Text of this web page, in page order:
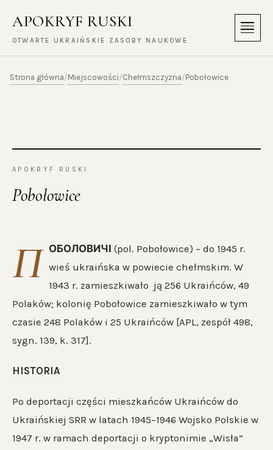
APOKRYF RUSKI
OTWARTE UKRAIŃSKIE ZASOBY NAUKOWE
Menu
Strona główna/Miejscowości/Chełmszczyzna/Pobołowice
APOKRYF RUSKI
Pobołowice
П ОБОЛОВИЧІ (pol. Pobołowice) – do 1945 r.
wieś ukraińska w powiecie chełmskim. W
1943 r. zamieszkiwało ją 256 Ukraińców, 49
Polaków; kolonię Pobołowice zamieszkiwało w tym
czasie 248 Polaków i 25 Ukraińców [APL, zespół 498,
sygn. 139, k. 317].
HISTORIA
Po deportacji części mieszkańców Ukraińców do
Ukraińskiej SRR w latach 1945–1946 Wojsko Polskie w
1947 r. w ramach deportacji o kryptonimie „Wisła”